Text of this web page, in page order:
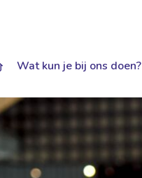
Wat kun je bij ons doen?